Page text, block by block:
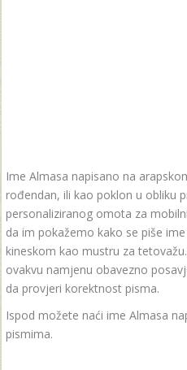
Ime Almasa napisano na
rođendan, ili kao poklon u obliku
personaliziranog omota za
da im pokažemo kako se piše
kineskom kao mustru za
ovakvu namjenu obavezno
da provjeri korektnost pisma.
Ispod možete naći ime Almasa
pismima.